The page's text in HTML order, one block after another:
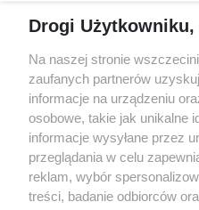
targi
Wernisaże
Więcej
Drogi Użytkowniku,
Na naszej stronie
zaufanych partnerów
informacje na urządzeniu
osobowe, takie jak unikalne
informacje wysyłane przez
przeglądania w celu
reklam, wybór
treści, badanie odbiorców